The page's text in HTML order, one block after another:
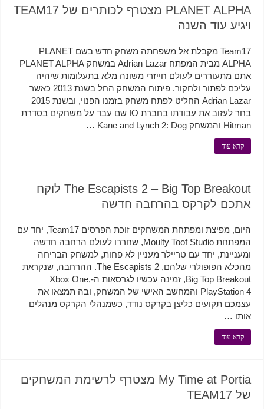
PLANET ALPHA מצטרף לכותרים של TEAM17
ויגיע עוד השנה
Team17 מקבלת אל משפחתה משחק חדש בשם PLANET
ALPHA מבית המפתח Adrian Lazar במשחק PLANET ALPHA
אתם מתעוררים לעולם חייזרי משונה מלא בתעלומות שיהיה
עליכם לפתור ולחקור. פיתוח המשחק החל בשנת 2013 כאשר
Adrian Lazar החליט לפתח משחק בזמנו הפנוי, ובשנת 2015
בחר לעזוב את עבודתו בחברת IO שם עבד על משחקים בסדרת
Hitman והמשחק Kane and Lynch 2: Dog …
קרא עוד
The Escapists 2 – Big Top Breakout לוקח
אתכם לקרקס בהרחבה חדשה
היום, מפיצת ומפתחת המשחקים זוכת הפרסים Team17, יחד עם
המפתחת Moulty Toof Studio, שחררו לעולם הרחבה חדשה
ומעניינת, יחד עם טריילר מעניין לא פחות, למשחק הבריחה
מהכלא הפופולרי שלהם, The Escapists 2. ההרחבה, שנקראת
Big Top Breakout, זמינה עכשיו לגרסאות ה-Xbox One,
PlayStation 4 והמחשב האישי של המשחק, ובה תמצאו את
עצמכם תקועים כליצן בקרקס נודד, כשמנהלי הקרקס מנהלים
אותו …
קרא עוד
My Time at Portia מצטרף לרשימת המשחקים
של TEAM17